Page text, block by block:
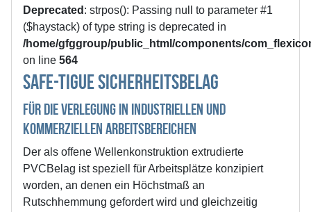
Deprecated : strpos(): Passing null to parameter #1
($haystack) of type string is deprecated in
/home/gfggroup/public_html/components/
on line 564
Safe-Tigue Sicherheitsbelag
für die Verlegung in industriellen und
kommerziellen Arbeitsbereichen
Der als offene Wellenkonstruktion extrudierte
PVCBelag ist speziell für Arbeitsplätze konzipiert
worden, an denen ein Höchstmaß an
Rutschhemmung gefordert wird und gleichzeitig